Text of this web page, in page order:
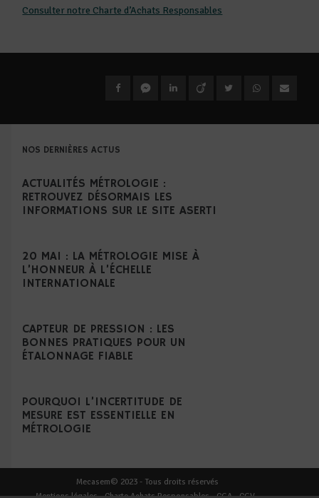
Consulter notre Charte d’Achats Responsables
NOS DERNIÈRES ACTUS
ACTUALITÉS MÉTROLOGIE :
RETROUVEZ DÉSORMAIS LES
INFORMATIONS SUR LE SITE ASERTI
20 MAI : LA MÉTROLOGIE MISE À
L’HONNEUR À L’ÉCHELLE
INTERNATIONALE
CAPTEUR DE PRESSION : LES
BONNES PRATIQUES POUR UN
ÉTALONNAGE FIABLE
POURQUOI L’INCERTITUDE DE
MESURE EST ESSENTIELLE EN
MÉTROLOGIE
Mecasem© 2023 - Tous droits réservés